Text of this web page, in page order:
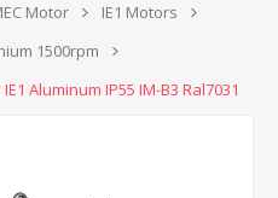
Motor
IE1 Motors
1500rpm
Aluminum IP55 IM-B3 Ral7031